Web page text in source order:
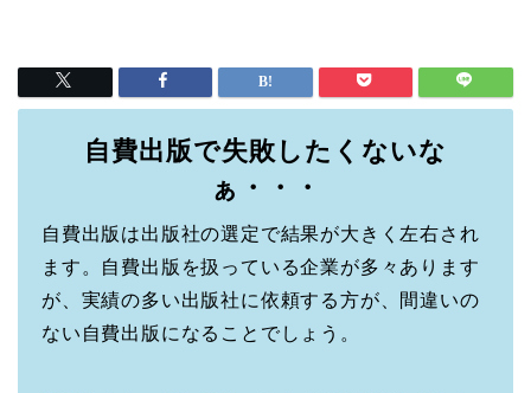
自費出版で失敗したくないな
ぁ・・・
自費出版は出版社の選定で結果が大きく左右され
ます。自費出版を扱っている企業が多々あります
が、実績の多い出版社に依頼する方が、間違いの
ない自費出版になることでしょう。